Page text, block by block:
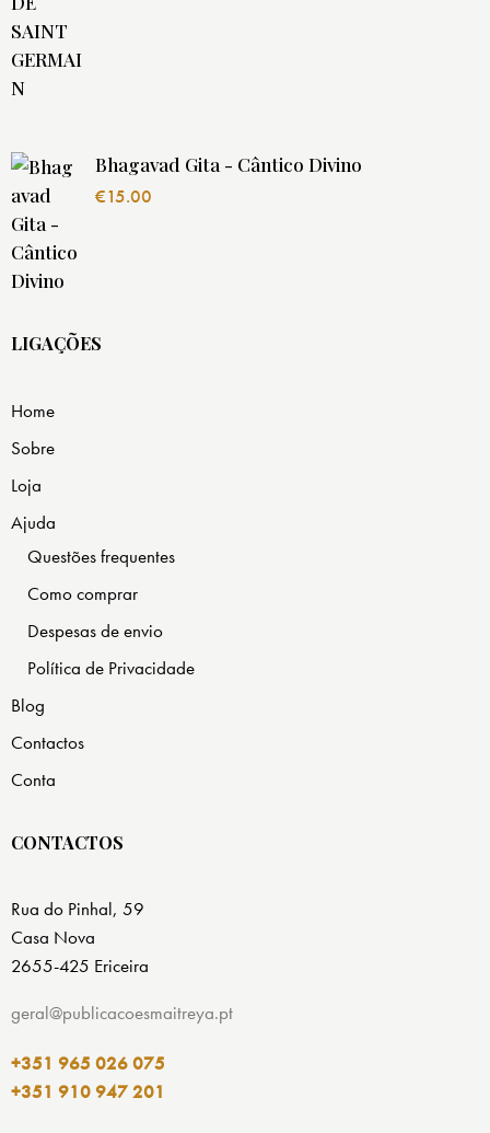
Bhagavad Gita - Cântico Divino
€15.00
LIGAÇÕES
Home
Sobre
Loja
Ajuda
Questões frequentes
Como comprar
Despesas de envio
Política de Privacidade
Blog
Contactos
Conta
CONTACTOS
Rua do Pinhal, 59
Casa Nova
2655-425 Ericeira
geral@publicacoesmaitreya.pt
+351 965 026 075
+351 910 947 201